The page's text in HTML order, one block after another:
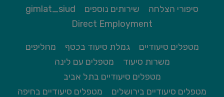
סיפורי הצלחה
שירותים נוספים
gimlat_siud
Direct Employment
מטפלים סיעודיים גמלת סיעוד בכסף
מחליפים
משרות סיעוד
מטפלים עם לינה
מטפלים סיעודיים בתל אביב
מטפלים סיעודיים בירושלים
מטפלים סיעודיים בחיפה